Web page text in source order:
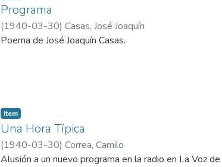
Programa
(1940-03-30) Casas, José Joaquín
Poema de José Joaquín Casas.
Item
Una Hora Típica
(1940-03-30) Correa, Camilo
Alusión a un nuevo programa en la radio en La Voz